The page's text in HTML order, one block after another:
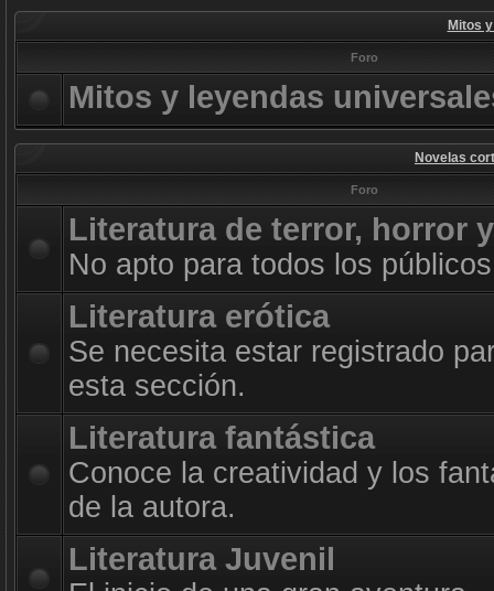
Mitos
Foro
Mitos y leyendas
Novelas
Foro
Literatura de terror, horror
No apto para todos los
Literatura erótica
Se necesita estar registrado
esta sección.
Literatura fantástica
Conoce la creatividad y los
de la autora.
Literatura Juvenil